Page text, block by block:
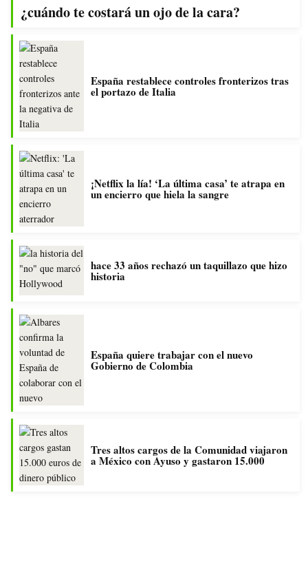
¿cuándo te costará un ojo de la cara?
España restablece controles fronterizos tras
el portazo de Italia
¡Netflix la lía! ‘La última casa’ te atrapa en
un encierro que hiela la sangre
hace 33 años rechazó un taquillazo que hizo
historia
España quiere trabajar con el nuevo
Gobierno de Colombia
Tres altos cargos de la Comunidad viajaron
a México con Ayuso y gastaron 15.000